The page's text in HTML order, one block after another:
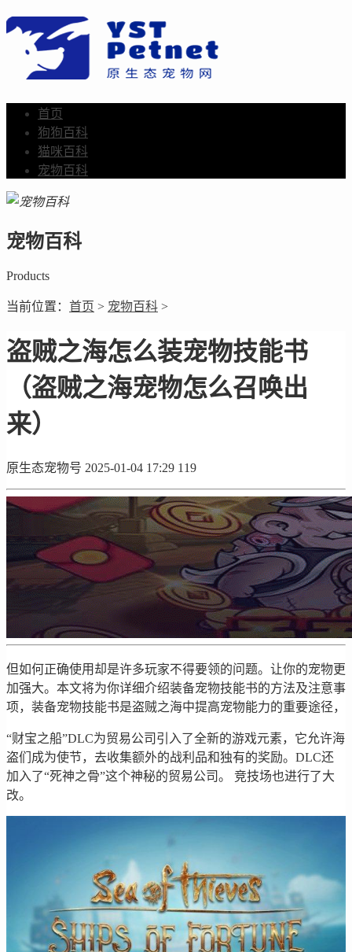
首页
狗狗百科
猫咪百科
宠物百科
宠物百科
Products
当前位置： 首页 > 宠物百科 >
盗贼之海怎么装宠物技能书
（盗贼之海宠物怎么召唤出
来）
原生态宠物号 2025-01-04 17:29 119
但如何正确使用却是许多玩家不得要领的问题。让你的宠物更
加强大。本文将为你详细介绍装备宠物技能书的方法及注意事
项，装备宠物技能书是盗贼之海中提高宠物能力的重要途径，
“财宝之船”DLC为贸易公司引入了全新的游戏元素，它允许海
盗们成为使节，去收集额外的战利品和独有的奖励。DLC还
加入了“死神之骨”这个神秘的贸易公司。 竞技场也进行了大
改。